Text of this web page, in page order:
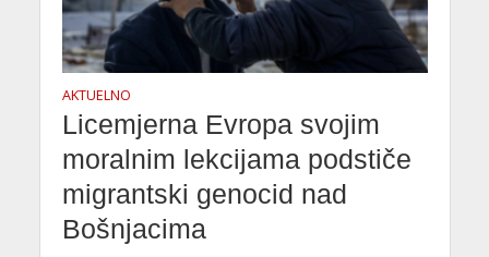
AKTUELNO
Licemjerna Evropa svojim
moralnim lekcijama podstiče
migrantski genocid nad
Bošnjacima